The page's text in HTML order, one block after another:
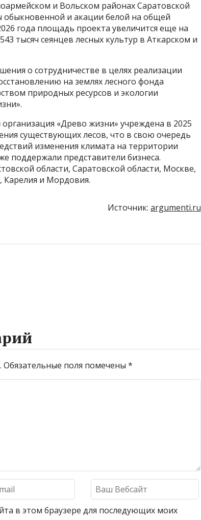
и Вольском районах Саратовской
обыкновенной и акации белой на общей
года площадь проекта увеличится еще на
тысяч сеянцев лесных культур в Аткарском и
о сотрудничестве в целях реализации
на землях лесного фонда
природных ресурсов и экологии
«Древо жизни» учреждена в 2025
существующих лесов, что в свою очередь
изменения климата на территории
поддержали представители бизнеса.
области, Саратовской области, Москве,
Карелия и Мордовия.
Источник: argumenti.ru
Обязательные поля помечены *
в этом браузере для последующих моих